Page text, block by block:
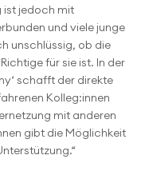
ist jedoch mit
und viele junge
unschlüssig, ob die
für sie ist. In der
schafft der direkte
Kolleg:innen
mit anderen
gibt die Möglichkeit